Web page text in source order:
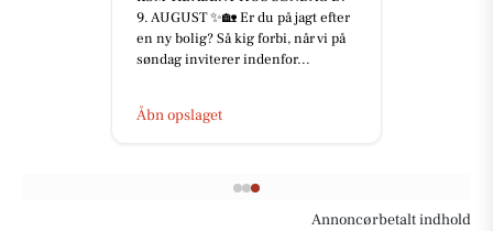
9. AUGUST ✨🏡 Er du på jagt efter
en ny bolig? Så kig forbi, når vi på
søndag inviterer indenfor...
Åbn opslaget
Annoncørbetalt indhold